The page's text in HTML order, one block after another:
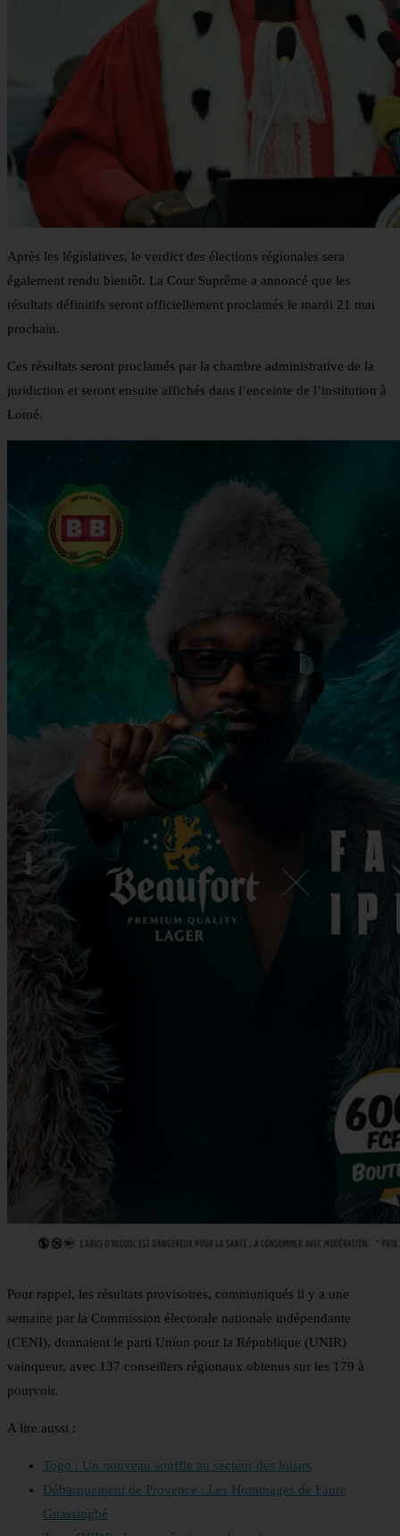
Après les législatives, le verdict des élections régionales sera
également rendu bientôt. La Cour Suprême a annoncé que les
résultats définitifs seront officiellement proclamés le mardi 21 mai
prochain.
Ces résultats seront proclamés par la chambre administrative de la
juridiction et seront ensuite affichés dans l’enceinte de l’institution à
Lomé.
Pour rappel, les résultats provisoires, communiqués il y a une
semaine par la Commission électorale nationale indépendante
(CENI), donnaient le parti Union pour la République (UNIR)
vainqueur, avec 137 conseillers régionaux obtenus sur les 179 à
pourvoir.
A lire aussi :
Togo : Un nouveau souffle au secteur des loisirs
Débarquement de Provence : Les Hommages de Faure
Gnassingbé